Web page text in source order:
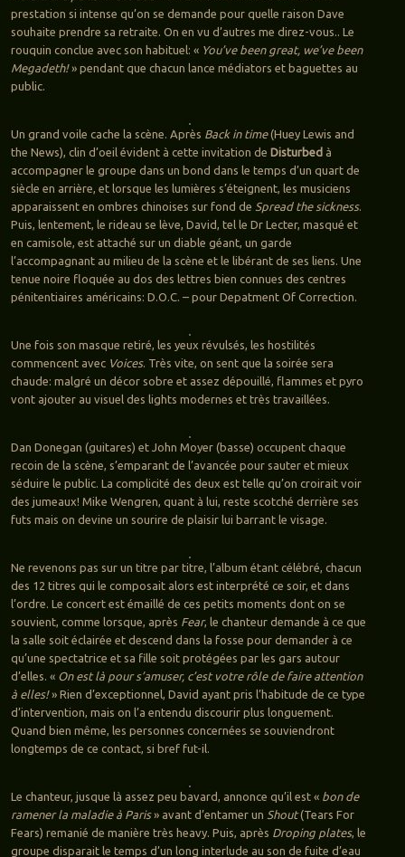
prestation si intense qu’on se demande pour quelle raison Dave
souhaite prendre sa retraite. On en vu d’autres me direz-vous.. Le
rouquin conclue avec son habituel: « You’ve been great, we’ve been
Megadeth!» pendant que chacun lance médiators et baguettes au
public.
Un grand voile cache la scène. Après Back in time(Huey Lewis and
the News), clin d’oeil évident à cette invitation de Disturbed à
accompagner le groupe dans un bond dans le temps d’un quart de
siècle en arrière, et lorsque les lumières s’éteignent, les musiciens
apparaissent en ombres chinoises sur fond de Spread the sickness.
Puis, lentement, le rideau se lève, David, tel le Dr Lecter, masqué et
en camisole, est attaché sur un diable géant, un garde
l’accompagnant au milieu de la scène et le libérant de ses liens. Une
tenue noire floquée au dos des lettres bien connues des centres
pénitentiaires américains: D.O.C. – pour Depatment Of Correction.
Une fois son masque retiré, les yeux révulsés, les hostilités
commencent avec Voices. Très vite, on sent que la soirée sera
chaude: malgré un décor sobre et assez dépouillé, flammes et pyro
vont ajouter au visuel des lights modernes et très travaillées.
Dan Donegan (guitares) et John Moyer (basse) occupent chaque
recoin de la scène, s’emparant de l’avancée pour sauter et mieux
séduire le public. La complicité des deux est telle qu’on croirait voir
des jumeaux! Mike Wengren, quant à lui, reste scotché derrière ses
futs mais on devine un sourire de plaisir lui barrant le visage.
Ne revenons pas sur un titre par titre, l’album étant célébré, chacun
des 12 titres qui le composait alors est interprété ce soir, et dans
l’ordre. Le concert est émaillé de ces petits moments dont on se
souvient, comme lorsque, après Fear, le chanteur demande à ce que
la salle soit éclairée et descend dans la fosse pour demander à ce
qu’une spectatrice et sa fille soit protégées par les gars autour
d’elles. « On est là pour s’amuser, c’est votre rôle de faire attention
à elles!» Rien d’exceptionnel, David ayant pris l’habitude de ce type
d’intervention, mais on l’a entendu discourir plus longuement.
Quand bien même, les personnes concernées se souviendront
longtemps de ce contact, si bref fut-il.
Le chanteur, jusque là assez peu bavard, annonce qu’il est « bon de
ramener la maladie à Paris» avant d’entamer un Shout(Tears For
Fears) remanié de manière très heavy. Puis, après Droping plates, le
groupe disparait le temps d’un long interlude au son de fuite d’eau